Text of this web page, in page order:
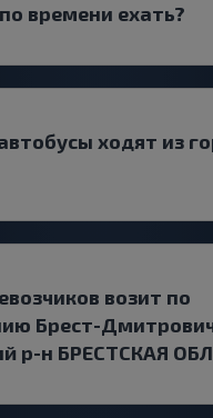
времени ехать?
ходят из
возит по
Брест-
р-н БРЕСТСКАЯ